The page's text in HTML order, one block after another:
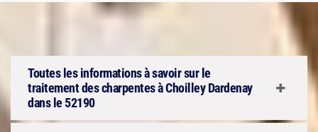
Toutes les informations à savoir sur le
traitement des charpentes à Choilley Dardenay
dans le 52190